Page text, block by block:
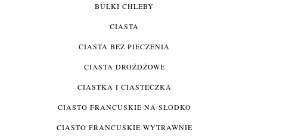
BUŁKI CHLEBY
CIASTA
CIASTA BEZ PIECZENIA
CIASTA DROŻDŻOWE
CIASTKA I CIASTECZKA
CIASTO FRANCUSKIE NA SŁODKO
CIASTO FRANCUSKIE WYTRAWNIE